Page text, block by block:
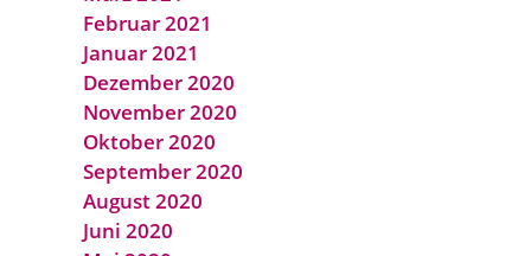
Februar 2021
Januar 2021
Dezember 2020
November 2020
Oktober 2020
September 2020
August 2020
Juni 2020